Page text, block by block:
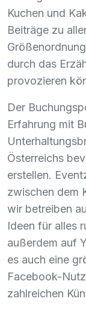
Kuchen und
Beiträge zu
durch das
provozieren
Der
Erfahrung mit
Österreichs
erstellen.
zwischen dem
wir betreiben
Ideen für alles
außerdem auf
es auch eine
Facebook-
zahlreichen